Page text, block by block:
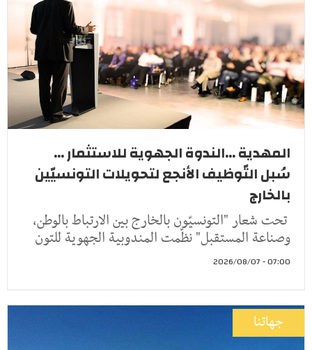
المهدية ...الندوة الجهوية للاستثمار ...
سُبل التّوظيف الأنجع لتحويلات التونسيّين
بالخارج
تحت شعار "التونسيّون بالخارج بين الارتباط بالوطن،
وصناعة المستقبل" نظّمت المندوبية الجهوية للتون
07:00 - 2026/08/07
جهاتنا